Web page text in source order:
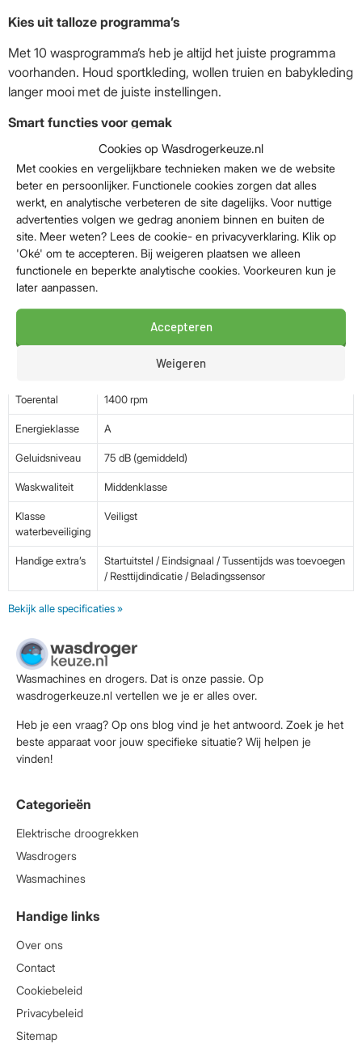
Cookies op Wasdrogerkeuze.nl
Met cookies en vergelijkbare technieken maken we de website
beter en persoonlijker. Functionele cookies zorgen dat alles
werkt, en analytische verbeteren de site dagelijks. Voor nuttige
advertenties volgen we gedrag anoniem binnen en buiten de
site. Meer weten? Lees de cookie- en privacyverklaring. Klik op
'Oké' om te accepteren. Bij weigeren plaatsen we alleen
functionele en beperkte analytische cookies. Voorkeuren kun je
later aanpassen.
Accepteren
Weigeren
Kies uit talloze programma’s
Met 10 wasprogramma’s heb je altijd het juiste programma
voorhanden. Houd sportkleding, wollen truien en babykleding
langer mooi met de juiste instellingen.
Smart functies voor gemak
Koppel de wasmachine aan jouw smartphone via de LG
ThinQ app. Bekijk eenvoudig hoe lang een programma nog
duurt en download extra wasprogramma’s. Zo hoef je niet
steeds naar de wasmachine te lopen.
Bescherming tegen lekkage
De ingebouwde waterbeveiliging beschermt je tegen
lekkage. Ideaal, vooral als je wasmachine op zolder staat.
Belangrijkste specs
Toerental 1400 rpm
Energieklasse A
Geluidsniveau 75 dB (gemiddeld)
Waskwaliteit Middenklasse
Klasse
waterbeveiliging
Veiligst
Handige extra’s
Startuitstel / Eindsignaal / Tussentijds was toevoegen
/ Resttijdindicatie / Beladingssensor
Bekijk alle specificaties »
Wasmachines en drogers. Dat is onze passie. Op
wasdrogerkeuze.nl vertellen we je er alles over.
Heb je een vraag? Op ons blog vind je het antwoord. Zoek je het
beste apparaat voor jouw specifieke situatie? Wij helpen je
vinden!
Categorieën
Elektrische droogrekken
Wasdrogers
Wasmachines
Handige links
Over ons
Contact
Cookiebeleid
Privacybeleid
Sitemap